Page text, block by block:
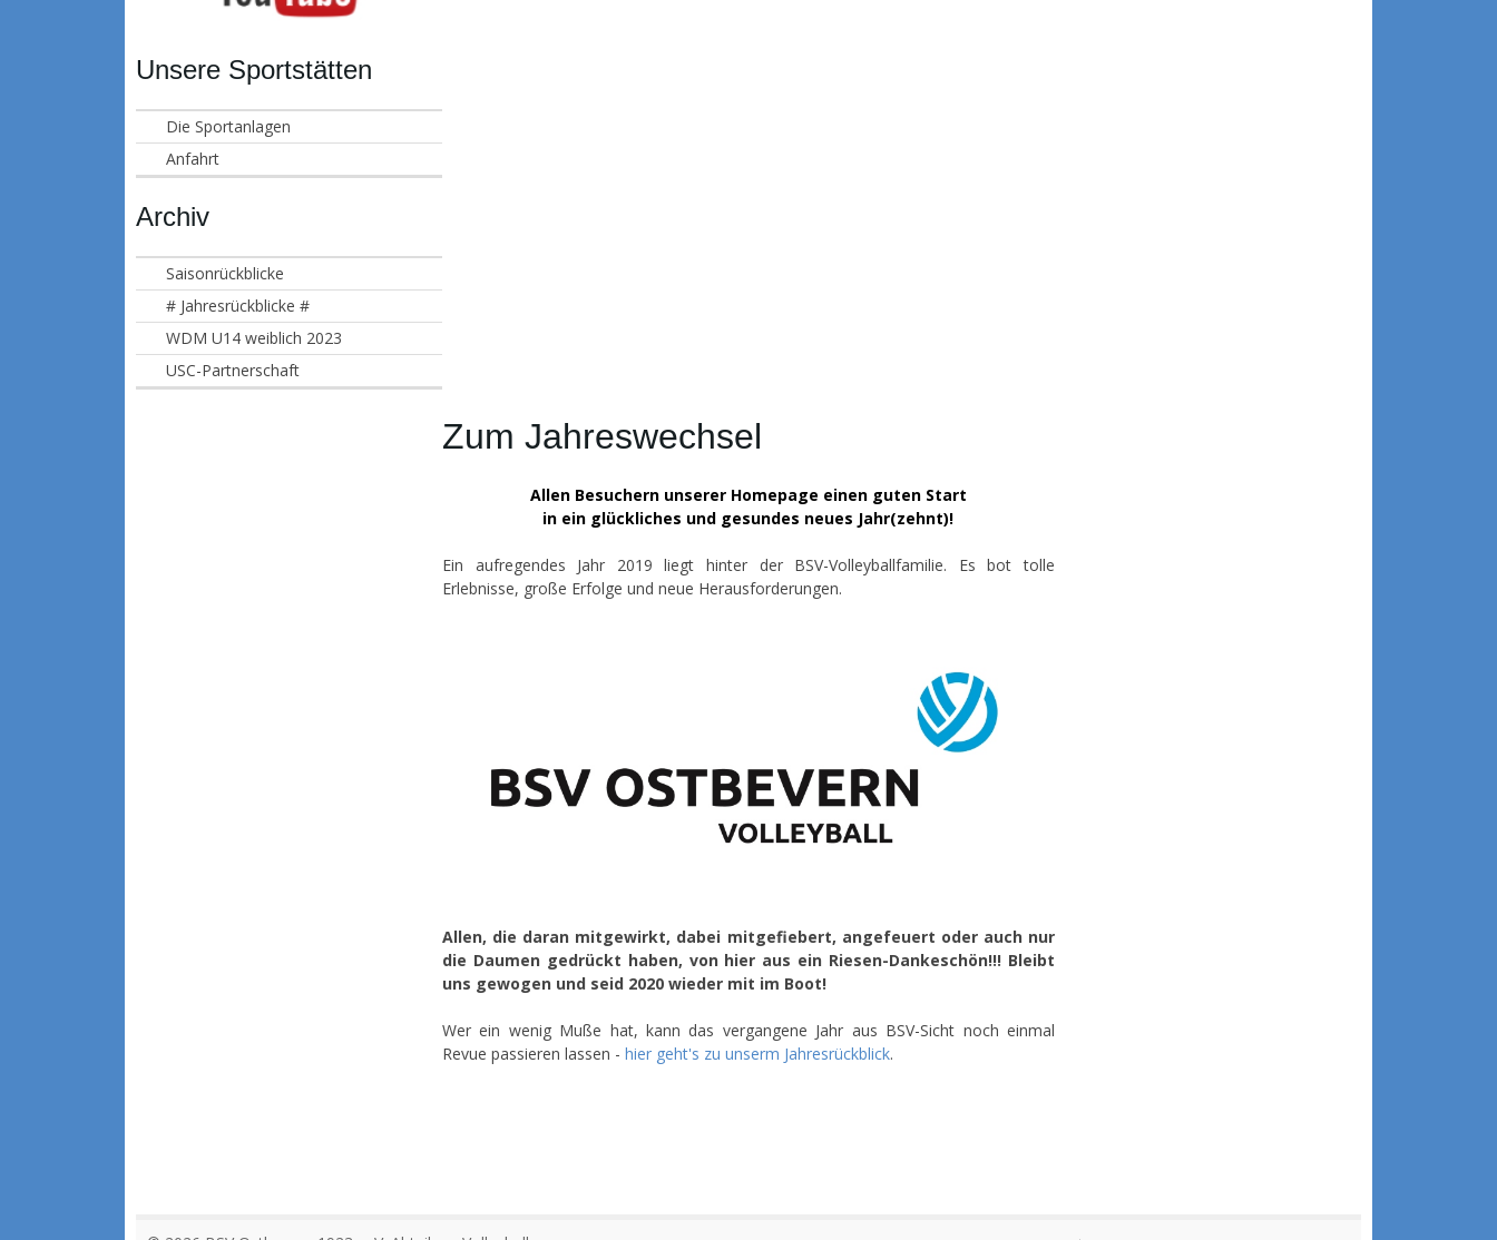
Unsere Sportstätten
Die Sportanlagen
Anfahrt
Archiv
Saisonrückblicke
# Jahresrückblicke #
WDM U14 weiblich 2023
USC-Partnerschaft
Zum Jahreswechsel
Allen Besuchern unserer Homepage einen guten Start
in ein glückliches und gesundes neues Jahr(zehnt)!
Ein aufregendes Jahr 2019 liegt hinter der BSV-Volleyballfamilie. Es bot tolle
Erlebnisse, große Erfolge und neue Herausforderungen.
Allen, die daran mitgewirkt, dabei mitgefiebert, angefeuert oder auch nur
die Daumen gedrückt haben, von hier aus ein Riesen-Dankeschön!!! Bleibt
uns gewogen und seid 2020 wieder mit im Boot!
Wer ein wenig Muße hat, kann das vergangene Jahr aus BSV-Sicht noch einmal
Revue passieren lassen - hier geht's zu unserm Jahresrückblick.